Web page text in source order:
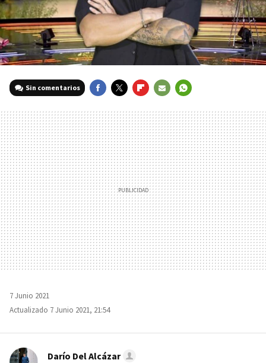
Sin comentarios
MAIL
7 Junio 2021
Actualizado 7 Junio 2021, 21:54
Darío Del Alcázar